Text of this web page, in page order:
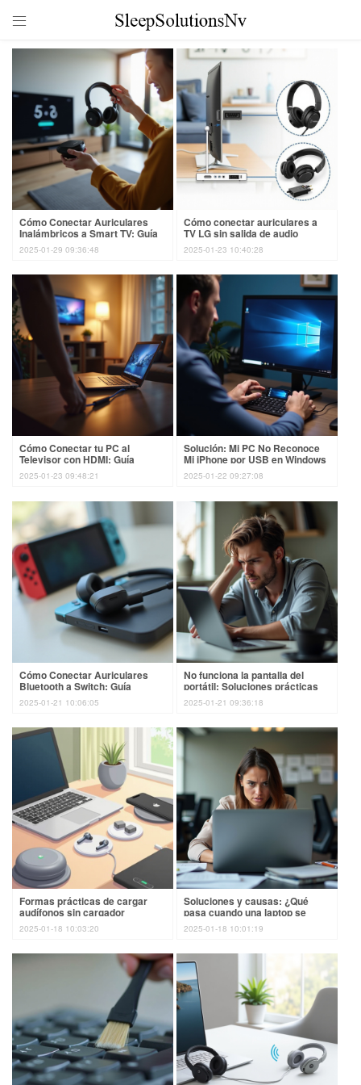

Cómo Conectar Auriculares
Inalámbricos a Smart TV: Guía
2024
2025-01-29 09:36:48
Cómo conectar auriculares a
TV LG sin salida de audio
fácilmente
2025-01-23 10:40:28
Cómo Conectar tu PC al
Televisor con HDMI: Guía
Completa
2025-01-23 09:48:21
Solución: Mi PC No Reconoce
Mi iPhone por USB en Windows
10
2025-01-22 09:27:08
Cómo Conectar Auriculares
Bluetooth a Switch: Guía
Completa
2025-01-21 10:06:05
No funciona la pantalla del
portátil: Soluciones prácticas
2025-01-21 09:36:18
Formas prácticas de cargar
audífonos sin cargador
2025-01-18 10:03:20
Soluciones y causas: ¿Qué
pasa cuando una laptop se
apaga de repente?
2025-01-18 10:01:19